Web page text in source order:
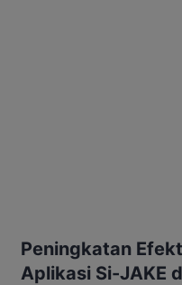
Peningkatan
Aplikasi Si-JAKE